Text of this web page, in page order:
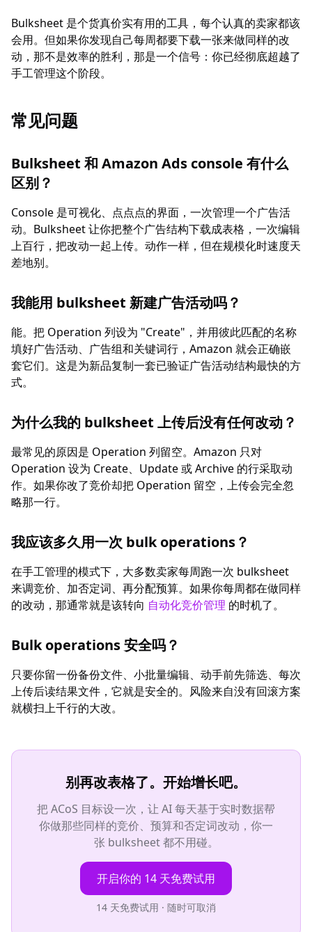
Bulksheet 是个货真价实有用的工具，每个认真的卖家都该
会用。但如果你发现自己每周都要下载一张来做同样的改
动，那不是效率的胜利，那是一个信号：你已经彻底超越了
手工管理这个阶段。
常见问题
Bulksheet 和 Amazon Ads console 有什么
区别？
Console 是可视化、点点点的界面，一次管理一个广告活
动。Bulksheet 让你把整个广告结构下载成表格，一次编辑
上百行，把改动一起上传。动作一样，但在规模化时速度天
差地别。
我能用 bulksheet 新建广告活动吗？
能。把 Operation 列设为 "Create"，并用彼此匹配的名称
填好广告活动、广告组和关键词行，Amazon 就会正确嵌
套它们。这是为新品复制一套已验证广告活动结构最快的方
式。
为什么我的 bulksheet 上传后没有任何改动？
最常见的原因是 Operation 列留空。Amazon 只对
Operation 设为 Create、Update 或 Archive 的行采取动
作。如果你改了竞价却把 Operation 留空，上传会完全忽
略那一行。
我应该多久用一次 bulk operations？
在手工管理的模式下，大多数卖家每周跑一次 bulksheet
来调竞价、加否定词、再分配预算。如果你每周都在做同样
的改动，那通常就是该转向 自动化竞价管理 的时机了。
Bulk operations 安全吗？
只要你留一份备份文件、小批量编辑、动手前先筛选、每次
上传后读结果文件，它就是安全的。风险来自没有回滚方案
就横扫上千行的大改。
别再改表格了。开始增长吧。
把 ACoS 目标设一次，让 AI 每天基于实时数据帮
你做那些同样的竞价、预算和否定词改动，你一
张 bulksheet 都不用碰。
开启你的 14 天免费试用
14 天免费试用 · 随时可取消